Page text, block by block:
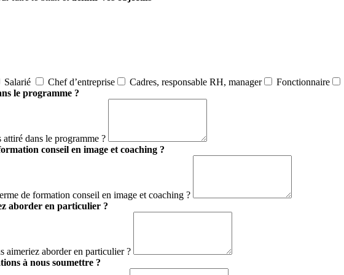
Salarié Chef d’entreprise Cadres, responsable RH, manager Fonctionnaire
le programme ?
dans le programme ?
conseil en image et coaching ?
de formation conseil en image et coaching ?
aborder en particulier ?
aimeriez aborder en particulier ?
à nous soumettre ?